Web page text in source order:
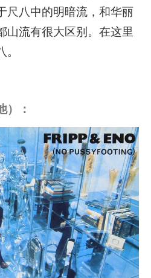
尺八中的明暗流，和华丽
山流有很大区别。在这里
）：